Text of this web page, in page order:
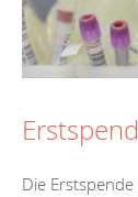
Die